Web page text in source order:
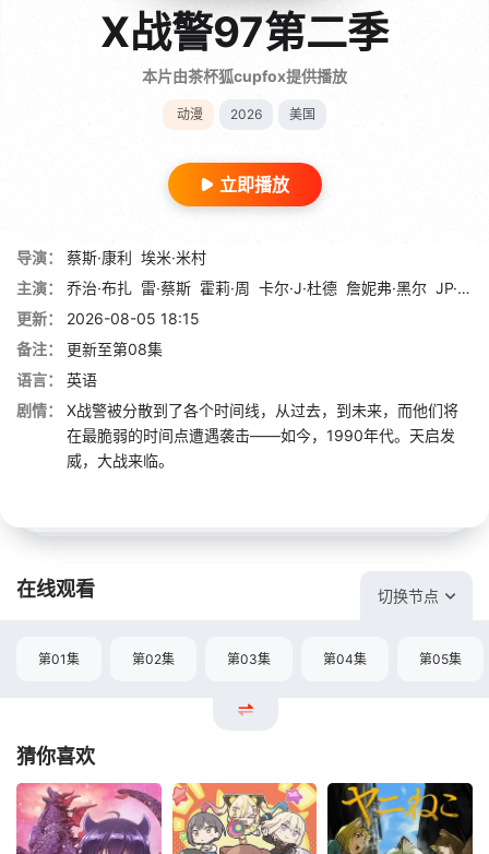
X战警97第二季
本片由茶杯狐cupfox提供播放
动漫 2026 美国
立即播放
导演： 蔡斯·康利 埃米·米村
主演：
乔治·布扎 雷·蔡斯 霍莉·周 卡尔·J·杜德 詹妮弗·黑尔 JP·卡利亚赫
更新：
2026-08-05 18:15
备注：
更新至第08集
语言：
英语
剧情：
X战警被分散到了各个时间线，从过去，到未来，而他们将
在最脆弱的时间点遭遇袭击——如今，1990年代。天启发
威，大战来临。
在线观看 切换节点
第01集 第02集 第03集 第04集 第05集
猜你喜欢